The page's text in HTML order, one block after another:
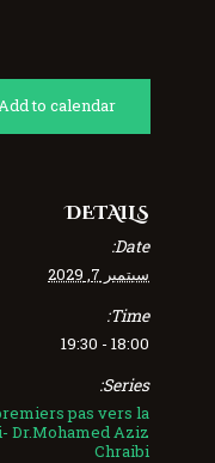
to calendar
DETAILS
Date:
سبتمبر 7, 2029
Time:
18:00 - 19:30
Series:
pas vers la
Dr.Mohamed Aziz
Chraibi